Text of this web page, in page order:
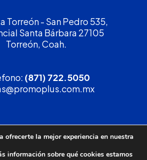
Torreón - San Pedro 535,
Santa Bárbara 27105
Torreón, Coah.
(871) 722.5050
tucotización!
90 PROMO
ofrecerte la mejor experiencia en nuestra
información sobre qué cookies estamos